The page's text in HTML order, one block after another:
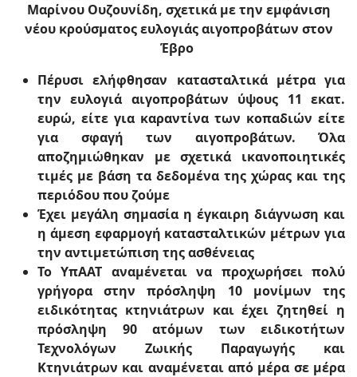
Μαρίνου Ουζουνίδη, σχετικά με την εμφάνιση
νέου κρούσματος ευλογιάς αιγοπροβάτων στον
Έβρο
Πέρυσι ελήφθησαν κατασταλτικά μέτρα για
την ευλογιά αιγοπροβάτων ύψους 11 εκατ.
ευρώ, είτε για καραντίνα των κοπαδιών είτε
για σφαγή των αιγοπροβάτων. Όλα
αποζημιώθηκαν με σχετικά ικανοποιητικές
τιμές με βάση τα δεδομένα της χώρας και της
περιόδου που ζούμε
Έχει μεγάλη σημασία η έγκαιρη διάγνωση και
η άμεση εφαρμογή κατασταλτικών μέτρων για
την αντιμετώπιση της ασθένειας
Το ΥπΑΑΤ αναμένεται να προχωρήσει πολύ
γρήγορα στην πρόσληψη 10 μονίμων της
ειδικότητας κτηνιάτρων και έχει ζητηθεί η
πρόσληψη 90 ατόμων των ειδικοτήτων
Τεχνολόγων Ζωικής Παραγωγής και
Κτηνιάτρων και αναμένεται από μέρα σε μέρα